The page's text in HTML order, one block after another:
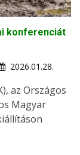
konferenciát
2026.01.28.
az Országos
Magyar